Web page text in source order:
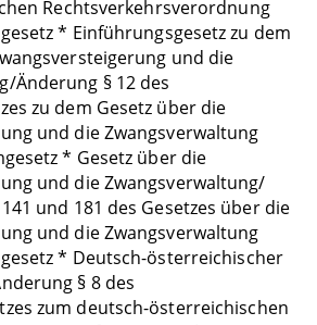
Rechtsverkehrsverordnung
* Einführungsgesetz zu dem
und die
Änderung § 12 des
zu dem Gesetz über die
und die Zwangsverwaltung
* Gesetz über die
und die Zwangsverwaltung/
und 181 des Gesetzes über die
und die Zwangsverwaltung
* Deutsch-österreichischer
§ 8 des
zum deutsch-österreichischen